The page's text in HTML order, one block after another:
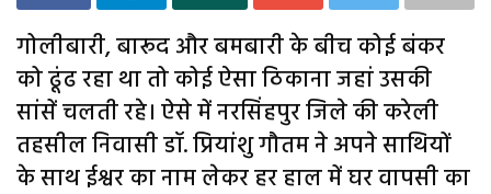
गोलीबारी, बारूद और बमबारी के बीच कोई बंकर
को ढूंढ रहा था तो कोई ऐसा ठिकाना जहां उसकी
सांसें चलती रहे। ऐसे में नरसिंहपुर जिले की करेली
तहसील निवासी डॉ. प्रियांशु गौतम ने अपने साथियों
के साथ ईश्वर का नाम लेकर हर हाल में घर वापसी का